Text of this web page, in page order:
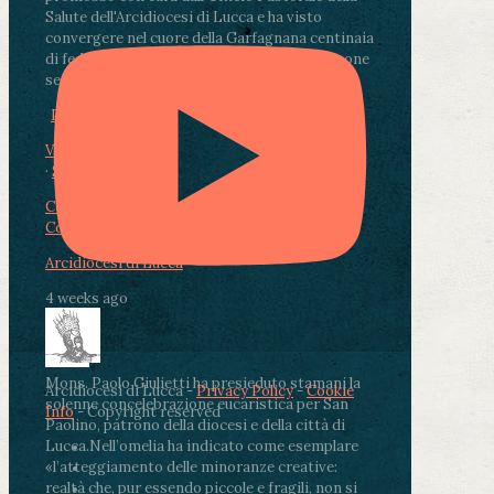
Salute dell'Arcidiocesi di Lucca e ha visto
convergere nel cuore della Garfagnana centinaia
di fedeli, operatori sanitari, volontari e persone
segnate dalla malattia.
Photo
View on Facebook
· Share
Condividi su Facebook
Condividi su LinkedIn
Arcidiocesi di Lucca
4 weeks ago
Mons. Paolo Giulietti ha presieduto stamani la
solenne concelebrazione eucaristica per San
Paolino, patrono della diocesi e della città di
Lucca.Nell’omelia ha indicato come esemplare
«l’atteggiamento delle minoranze creative:
realtà che, pur essendo piccole e fragili, non si
Arcidiocesi di Lucca -Privacy Policy-Cookie
Info- Copyright reserved